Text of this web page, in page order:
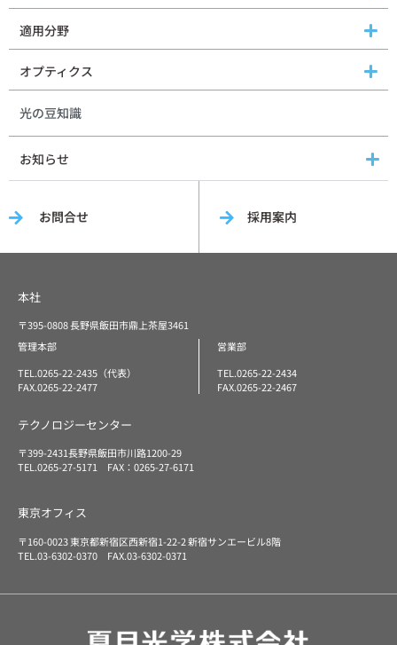
適用分野
オプティクス
光の豆知識
お知らせ
お問合せ 採用案内
本社
〒395-0808 長野県飯田市鼎上茶屋3461
管理本部
TEL.0265-22-2435（代表）
FAX.0265-22-2477
営業部
TEL.0265-22-2434
FAX.0265-22-2467
テクノロジーセンター
〒399-2431長野県飯田市川路1200-29
TEL.0265-27-5171 FAX：0265-27-6171
東京オフィス
〒160-0023 東京都新宿区西新宿1-22-2 新宿サンエービル8階
TEL.03-6302-0370 FAX.03-6302-0371